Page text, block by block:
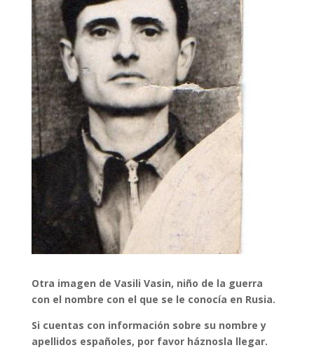
Otra imagen de Vasili Vasin, niño de la guerra
con el nombre con el que se le conocía en Rusia.
Si cuentas con información sobre su nombre y
apellidos españoles, por favor háznosla llegar.